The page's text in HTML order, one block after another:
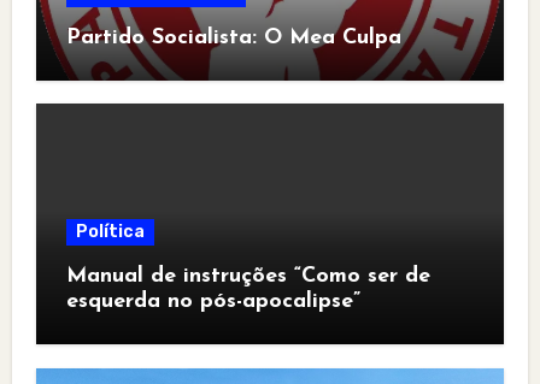
Partido Socialista: O Mea Culpa
Política
Manual de instruções “Como ser de
esquerda no pós-apocalipse”